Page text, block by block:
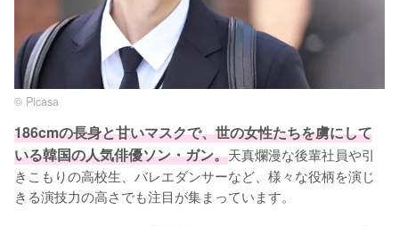
© Picasa
186cmの長身と甘いマスクで、世の女性たちを虜にして
いる韓国の人気俳優ソン・ガン。天真爛漫な後輩社員や引
きこもりの高校生、バレエダンサーなど、様々な役柄を演じ
きる演技力の高さでも注目が集まっています。